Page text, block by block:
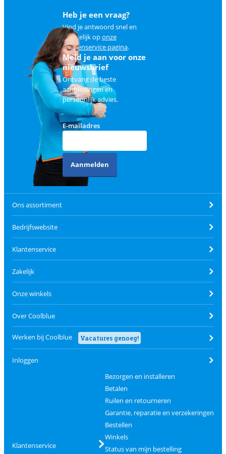
Heb je een vraag?
Vind je antwoord snel en
makkelijk oponze
klantenservice pagina.
Meld je aan voor onze
nieuwsbrief
Ontvang de beste
aanbiedingen en
persoonlijk advies.
E-mailadres
Aanmelden
Ons assortiment
Bedrijfswebsite
Klantenservice
Zakelijk
Onze winkels
Over Coolblue
Werken bij Coolblue Vacatures genoeg!
Inloggen
Klantenservice
Bezorgen en installeren
Betalen
Ruilen en retourneren
Garantie, reparatie en verzekeringen
Bestellen
Winkels
Status van mijn bestelling